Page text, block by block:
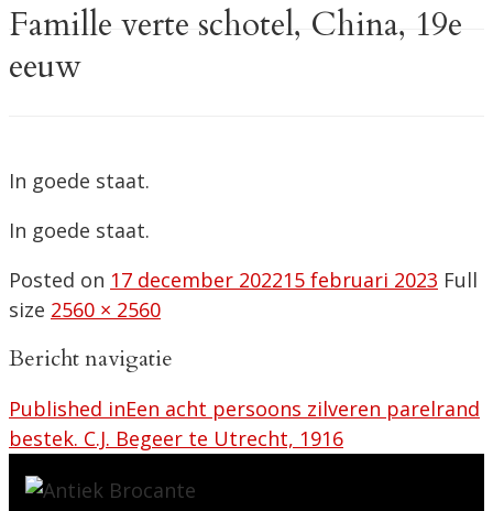
Famille verte schotel, China, 19e
eeuw
In goede staat.
In goede staat.
Posted on 17 december 202215 februari 2023 Full
size 2560 × 2560
Bericht navigatie
Published inEen acht persoons zilveren parelrand
bestek. C.J. Begeer te Utrecht, 1916